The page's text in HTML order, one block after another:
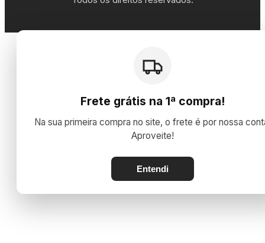
Frete grátis na 1ª compra!
Na sua primeira compra no site, o frete é por nossa
Aproveite!
Entendi